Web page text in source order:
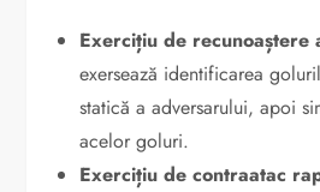
Exercițiu de recunoaștere
exersează identificarea
statică a adversarului, apoi
acelor goluri.
Exercițiu de contraatac